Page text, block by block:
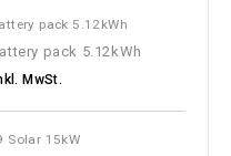
pack 5.12kWh
MwSt.